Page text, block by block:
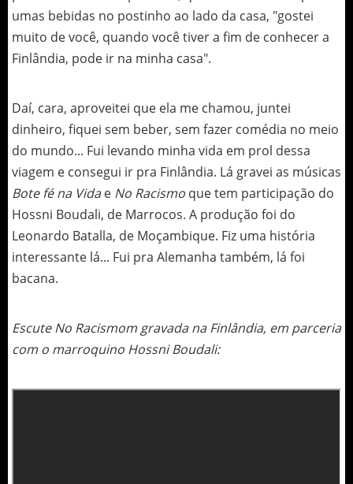
umas bebidas no postinho ao lado da casa, "gostei
muito de você, quando você tiver a fim de conhecer a
Finlândia, pode ir na minha casa".
Daí, cara, aproveitei que ela me chamou, juntei
dinheiro, fiquei sem beber, sem fazer comédia no meio
do mundo... Fui levando minha vida em prol dessa
viagem e consegui ir pra Finlândia. Lá gravei as músicas
Bote fé na Vidae No Racismo que tem participação do
Hossni Boudali, de Marrocos. A produção foi do
Leonardo Batalla, de Moçambique. Fiz uma história
interessante lá... Fui pra Alemanha também, lá foi
bacana.
Escute No Racismom gravada na Finlândia, em parceria
com o marroquino Hossni Boudali: